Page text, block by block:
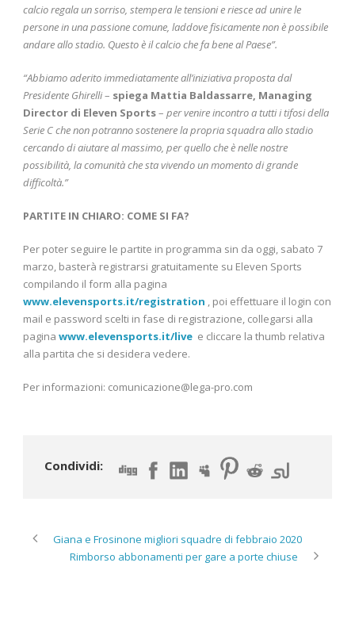
calcio regala un sorriso, stempera le tensioni e riesce ad unire le
persone in una passione comune, laddove fisicamente non è possibile
andare allo stadio. Questo è il calcio che fa bene al Paese”.
“Abbiamo aderito immediatamente all’iniziativa proposta dal
Presidente Ghirelli– spiega Mattia Baldassarre, Managing
Director di Eleven Sports– per venire incontro a tutti i tifosi della
Serie C che non potranno sostenere la propria squadra allo stadio
cercando di aiutare al massimo, per quello che è nelle nostre
possibilità, la comunità che sta vivendo un momento di grande
difficoltà.”
PARTITE IN CHIARO: COME SI FA?
Per poter seguire le partite in programma sin da oggi, sabato 7
marzo, basterà registrarsi gratuitamente su Eleven Sports
compilando il form alla pagina
www.elevensports.it/registration , poi effettuare il login con
mail e password scelti in fase di registrazione, collegarsi alla
pagina www.elevensports.it/live e cliccare la thumb relativa
alla partita che si desidera vedere.
Per informazioni: comunicazione@lega-pro.com
Condividi:
Giana e Frosinone migliori squadre di febbraio 2020
Rimborso abbonamenti per gare a porte chiuse